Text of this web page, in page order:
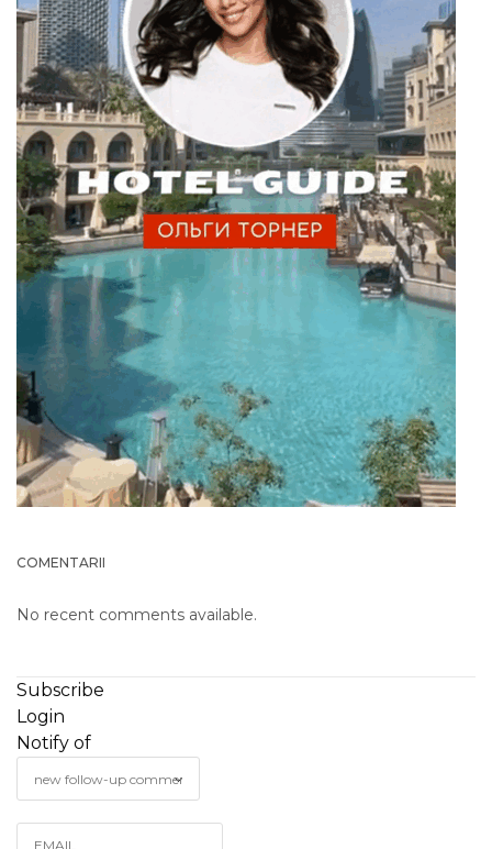
COMENTARII
No recent comments available.
Subscribe
Login
Notify of